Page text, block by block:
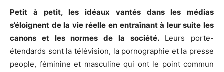
Petit à petit, les idéaux vantés dans les médias
s’éloignent de la vie réelle en entraînant à leur suite les
canons et les normes de la société.Leurs porte-
étendards sont la télévision, la pornographie et la presse
people, féminine et masculine qui ont le point commun